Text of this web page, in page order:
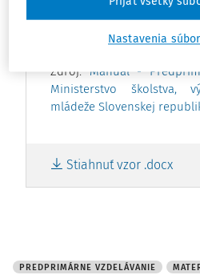
konania, výroku,
odvolaní a doručovania
zástupcom.
Zdroj: Manuál -
Ministerstvo školstva,
mládeže Slovenskej
Stiahnuť vzor .docx
PREDPRIMÁRNE VZDELÁVANIE
Nastavenia